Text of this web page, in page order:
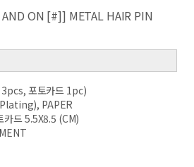
ON [#]] METAL HAIR PIN
3pcs, 포토카드 1pc)
PAPER
카드 5.5X8.5 (CM)